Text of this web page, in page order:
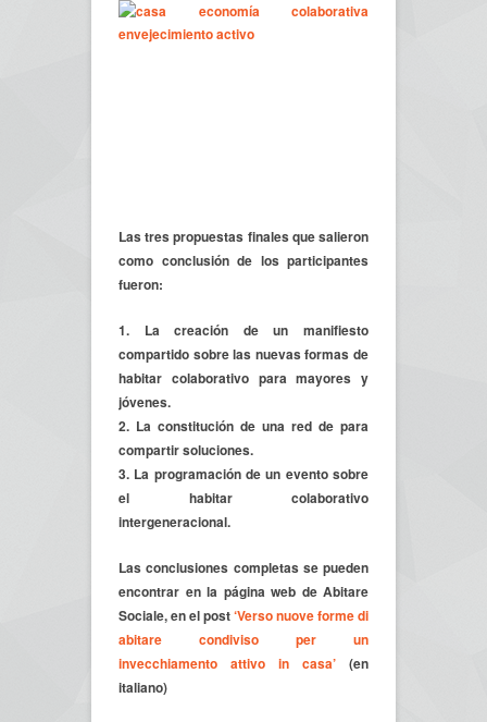
Las tres propuestas finales que salieron
como conclusión de los participantes
fueron:
1. La creación de un manifiesto
compartido sobre las nuevas formas de
habitar colaborativo para mayores y
jóvenes.
2. La constitución de una red de para
compartir soluciones.
3. La programación de un evento sobre
el habitar colaborativo
intergeneracional.
Las conclusiones completas se pueden
encontrar en la página web de Abitare
Sociale, en el post‘Verso nuove forme di
abitare condiviso per un
invecchiamento attivo in casa’ (en
italiano)